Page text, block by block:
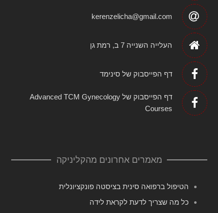
kerenzelicha@gmail.com
העלייה השנייה 7 ב, רמת גן
דף הפייסבוק של סינימד
דף הפייסבוק של Advanced TCM Gynecology
Courses
מאמרים אחרונים מהקליניקה
הטיפול ברפואה סינית בציסטה פונקציונלית
כל מה שצריך לדעת לקראת לידה